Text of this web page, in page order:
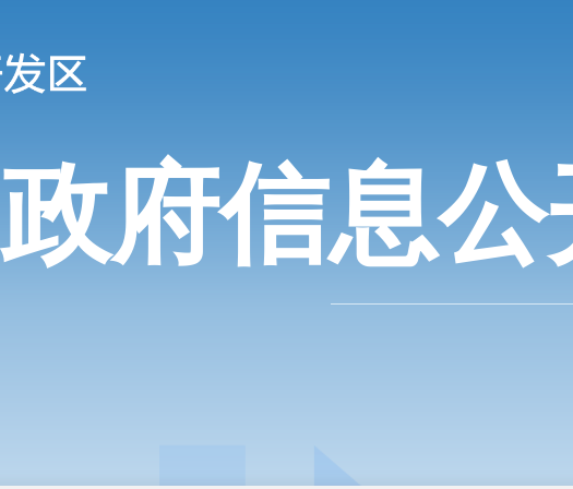
政府信息